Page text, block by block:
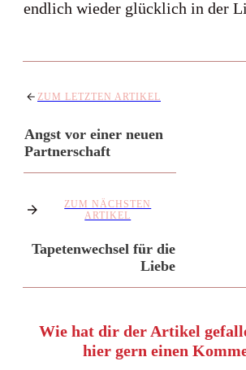
endlich wieder glücklich in der
ZUM LETZTEN ARTIKEL
Angst vor einer neuen
Partnerschaft
ZUM NÄCHSTEN
ARTIKEL
Tapetenwechsel für die
Liebe
Wie hat dir der Artikel
hier gern einen